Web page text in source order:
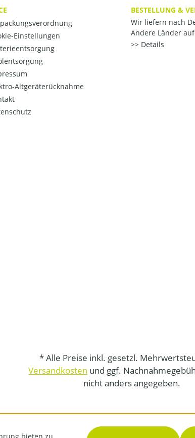
Einstellungen
Altgeräterücknahme
BESTELLUNG &
Wir liefern nach
Andere Länder
Details
* Alle Preise inkl. gesetzl.
Versandkosten und ggf.
nicht anders angegeben.